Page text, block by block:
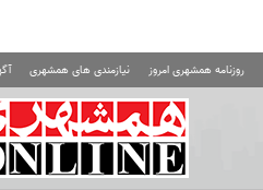
روزنامه همشهری امروز نیازمندی های همشهری